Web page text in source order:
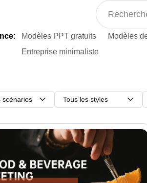
Modèles PPT gratuits Modèles
Entreprise minimaliste
scénarios Tous les styles